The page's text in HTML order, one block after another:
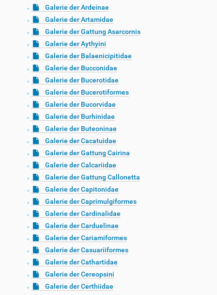
Galerie der Ardeinae
Galerie der Artamidae
Galerie der Gattung Asarcornis
Galerie der Aythyini
Galerie der Balaenicipitidae
Galerie der Bucconidae
Galerie der Bucerotidae
Galerie der Bucerotiformes
Galerie der Bucorvidae
Galerie der Burhinidae
Galerie der Buteoninae
Galerie der Cacatuidae
Galerie der Gattung Cairina
Galerie der Calcariidae
Galerie der Gattung Callonetta
Galerie der Capitonidae
Galerie der Caprimulgiformes
Galerie der Cardinalidae
Galerie der Carduelinae
Galerie der Cariamiformes
Galerie der Casuariiformes
Galerie der Cathartidae
Galerie der Cereopsini
Galerie der Certhiidae